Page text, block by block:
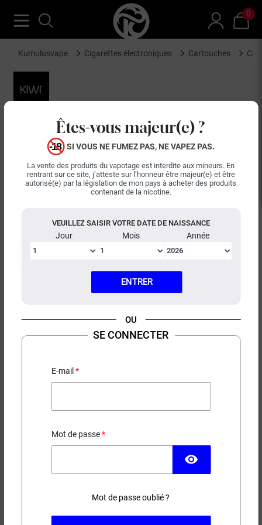
Êtes-vous majeur(e) ?
SI VOUS NE FUMEZ PAS, NE VAPEZ PAS.
La vente des produits du vapotage est interdite aux mineurs. En
rentrant sur ce site, j’atteste sur l’honneur être majeur(e) et être
autorisé(e) par la législation de mon pays à acheter des produits
contenant de la nicotine.
VEUILLEZ SAISIR VOTRE DATE DE NAISSANCE
Jour Mois Année
ENTRER
OU
SE CONNECTER
E-mail
Mot de passe
visibility
Mot de passe oublié ?
0
Kumulusvape Cigarettes électroniques Cartouches
(X2)
9,90 €